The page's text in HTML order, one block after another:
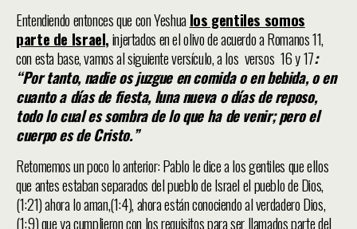
Entendiendo entonces que con Yeshua los gentiles somos
parte de Israel,injertados en el olivo de acuerdo a Romanos 11,
con esta base, vamos al siguiente versículo, a los versos 16 y 17:
“Por tanto, nadie os juzgue en comida o en bebida, o en
cuanto a días de fiesta, luna nueva o días de reposo,
todo lo cual es sombra de lo que ha de venir; pero el
cuerpo es de Cristo.”
Retomemos un poco lo anterior: Pablo le dice a los gentiles que ellos
que antes estaban separados del pueblo de Israel el pueblo de Dios,
(1:21) ahora lo aman,(1:4), ahora están conociendo al verdadero Dios,
(1:9) que ya cumplieron con los requisitos para ser llamados parte del